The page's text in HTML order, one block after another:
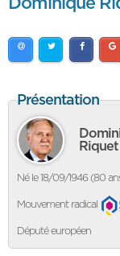
Dominique
Présentation
Riquet
Né le 18/09/1946 (80
Mouvement radical
Député européen